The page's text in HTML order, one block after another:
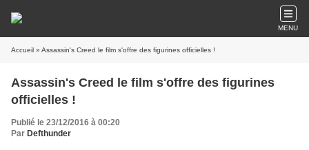
MENU
Accueil » Assassin's Creed le film s'offre des figurines officielles !
Assassin's Creed le film s'offre des figurines
officielles !
Publié le 23/12/2016 à 00:20
Par Defthunder